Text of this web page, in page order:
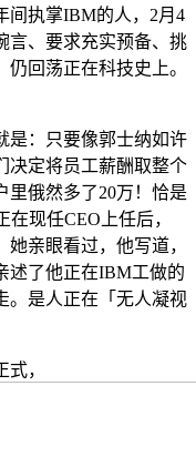
间执掌IBM的人，2月4
言、要求充实预备、挑
回荡正在科技史上。
：只要像郭士纳如许
决定将员工薪酬取整个
里俄然多了20万！恰是
现任CEO上任后，
亲眼看过，他写道，
述了他正在IBM工做的
。是人正在「无人凝视
，